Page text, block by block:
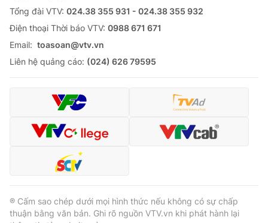
Tư vấn
Chuyên mục khác
Emagazine Podcast
Video Shorts video
VTV Money
VTV Sức khoẻ Bất động sản
Tổng đài VTV: 024.38 355 931 - 024.38 355 932
Ðiện thoại Thời báo VTV: 0988 671 671
Email: toasoan@vtv.vn
Liên hệ quảng cáo: (024) 626 79595
® Cấm sao chép dưới mọi hình thức nếu không có sự chấp
thuận bằng văn bản. Ghi rõ nguồn VTV.vn khi phát hành lại